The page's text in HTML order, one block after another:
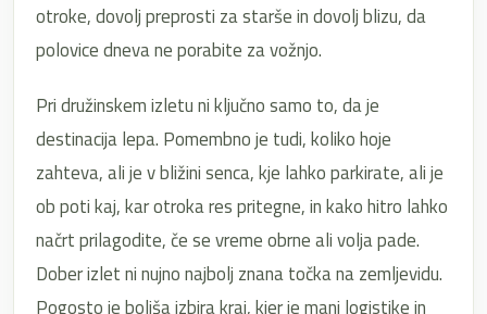
otroke, dovolj preprosti za starše in dovolj blizu, da
polovice dneva ne porabite za vožnjo.
Pri družinskem izletu ni ključno samo to, da je
destinacija lepa. Pomembno je tudi, koliko hoje
zahteva, ali je v bližini senca, kje lahko parkirate, ali je
ob poti kaj, kar otroka res pritegne, in kako hitro lahko
načrt prilagodite, če se vreme obrne ali volja pade.
Dober izlet ni nujno najbolj znana točka na zemljevidu.
Pogosto je boljša izbira kraj, kjer je manj logistike in